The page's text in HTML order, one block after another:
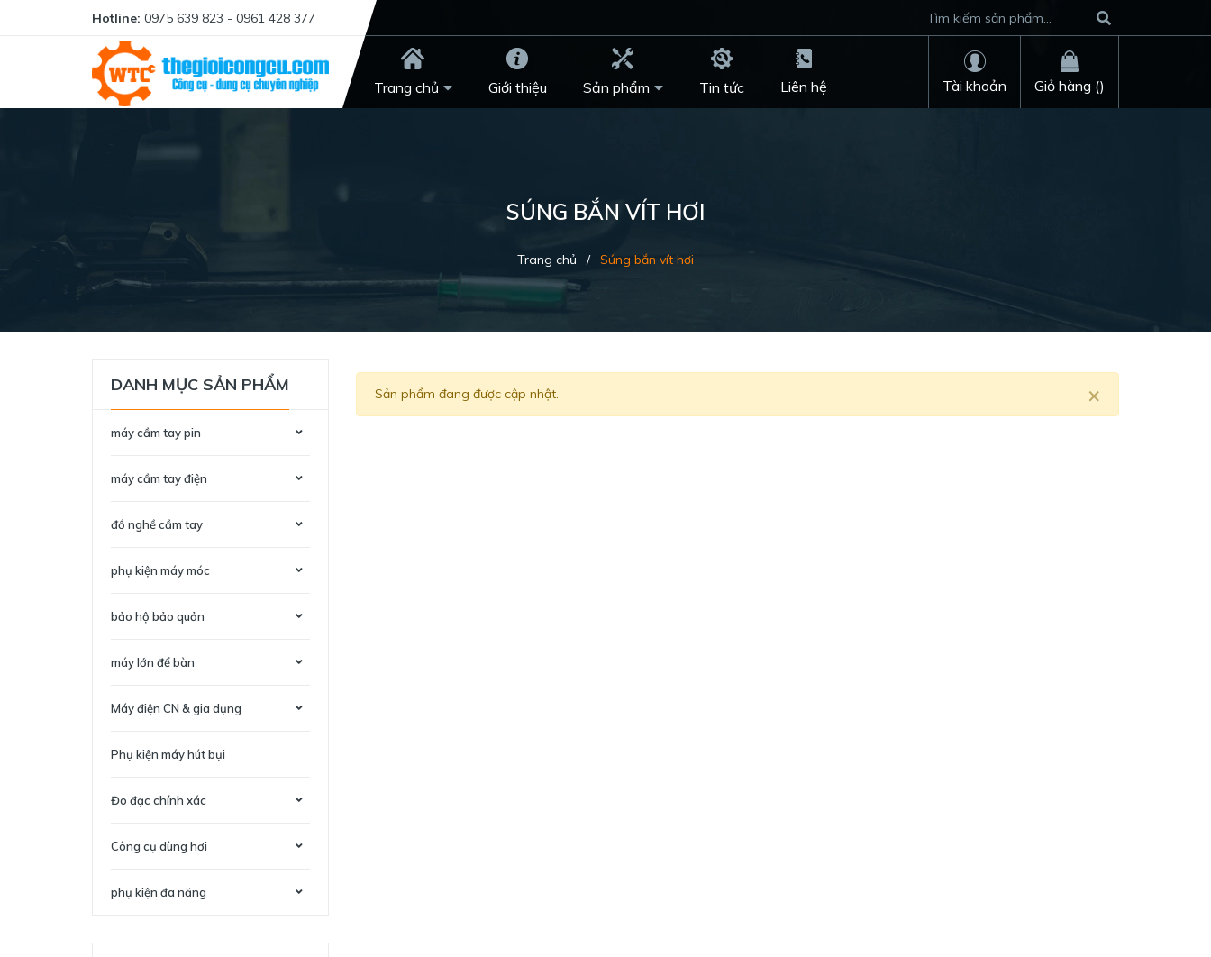
Hotline: 0975 639 823 - 0961 428 377
Trang chủ Giới thiệu Sản phẩm Tin tức Liên hệ Giỏ hàng ()
Tài khoản
SÚNG BẮN VÍT HƠI
Trang chủ / Súng bắn vít hơi
×
Sản phẩm đang được cập nhật.
DANH MỤC SẢN PHẨM
máy cầm tay pin
máy cầm tay điện
đồ nghề cầm tay
phụ kiện máy móc
bảo hộ bảo quản
máy lớn để bàn
Máy điện CN & gia dụng
Phụ kiện máy hút bụi
Đo đạc chính xác
Công cụ dùng hơi
phụ kiện đa năng